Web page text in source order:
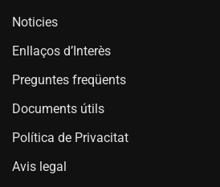
Noticies
Enllaços d’Interès
Preguntes freqüents
Documents útils
Política de Privacitat
Avis legal